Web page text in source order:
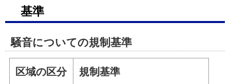
基準
騒音についての規制基準
区域の区分 規制基準